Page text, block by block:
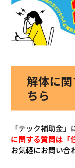
解体に
ちら
「テック補助金
に関する質問は「
お気軽にお問い合